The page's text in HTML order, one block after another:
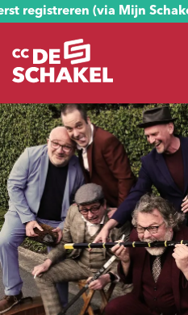
registreren (via Mijn